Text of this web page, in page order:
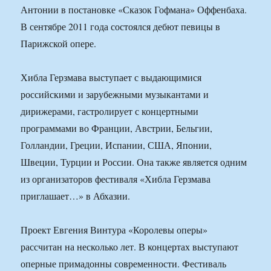
Антонии в постановке «Сказок Гофмана» Оффенбаха.
В сентябре 2011 года состоялся дебют певицы в
Парижской опере.
Хибла Герзмава выступает с выдающимися
российскими и зарубежными музыкантами и
дирижерами, гастролирует с концертными
программами во Франции, Австрии, Бельгии,
Голландии, Греции, Испании, США, Японии,
Швеции, Турции и России. Она также является одним
из организаторов фестиваля «Хибла Герзмава
приглашает…» в Абхазии.
Проект Евгения Винтура «Королевы оперы»
рассчитан на несколько лет. В концертах выступают
оперные примадонны современности. Фестиваль